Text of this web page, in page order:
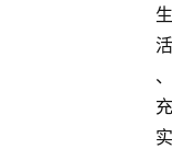
生
活
、
充
实